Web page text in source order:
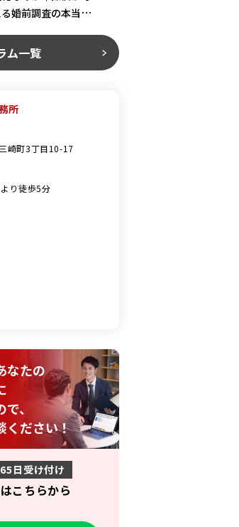
る婚前調査の本当の
ム一覧
所
崎町3丁目10-17
り徒歩5分
なたの
、
ください！
日受け付け
こちらから